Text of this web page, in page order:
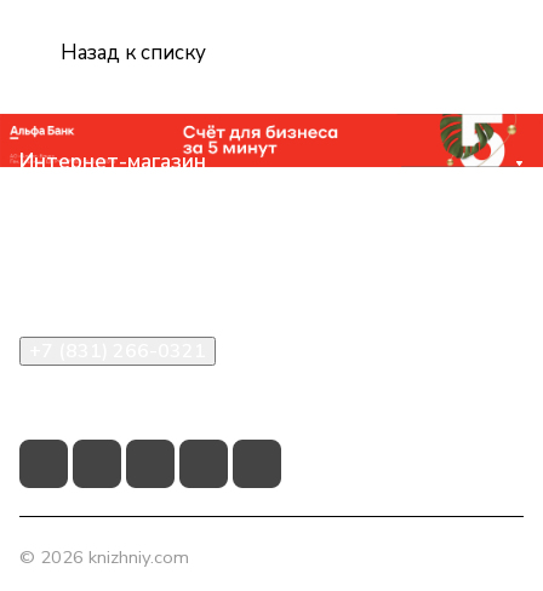
Назад к списку
Интернет-магазин
© 2026 knizhniy.com